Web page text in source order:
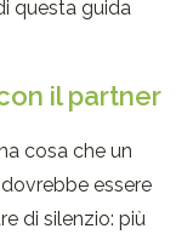
questa guida
il partner
cosa che un
essere
di silenzio: più